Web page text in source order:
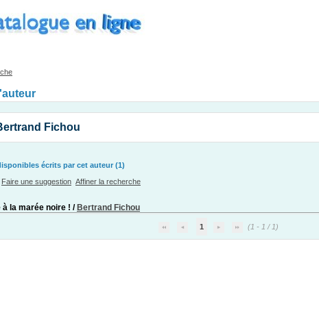
Fichou
écrits par cet auteur (1)
Faire une suggestion Affiner la recherche
à la marée noire ! / Bertrand Fichou
1 (1 - 1 / 1)